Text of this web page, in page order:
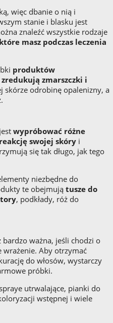
więc dbanie o nią i
stanie i blasku jest
znaleźć wszystkie rodzaje
masz podczas leczenia
produktów
zmarszczki i
skórze odrobinę opalenizny, a
wypróbować różne
swojej skóry i
się tak długo, jak tego
niezbędne do
te obejmujątusze do
, podkłady, róż do
bardzo ważna, jeśli chodzi o
wrażenie. Aby otrzymać
do włosów, wystarczy
próbki.
utrwalające, pianki do
wstępnej i wiele